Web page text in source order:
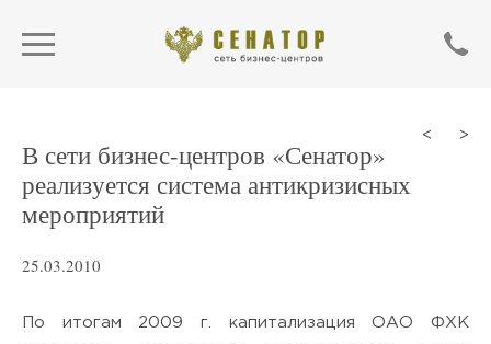
< >
В сети бизнес-центров «Сенатор»
реализуется система антикризисных
мероприятий
25.03.2010
По итогам 2009 г. капитализация ОАО ФХК